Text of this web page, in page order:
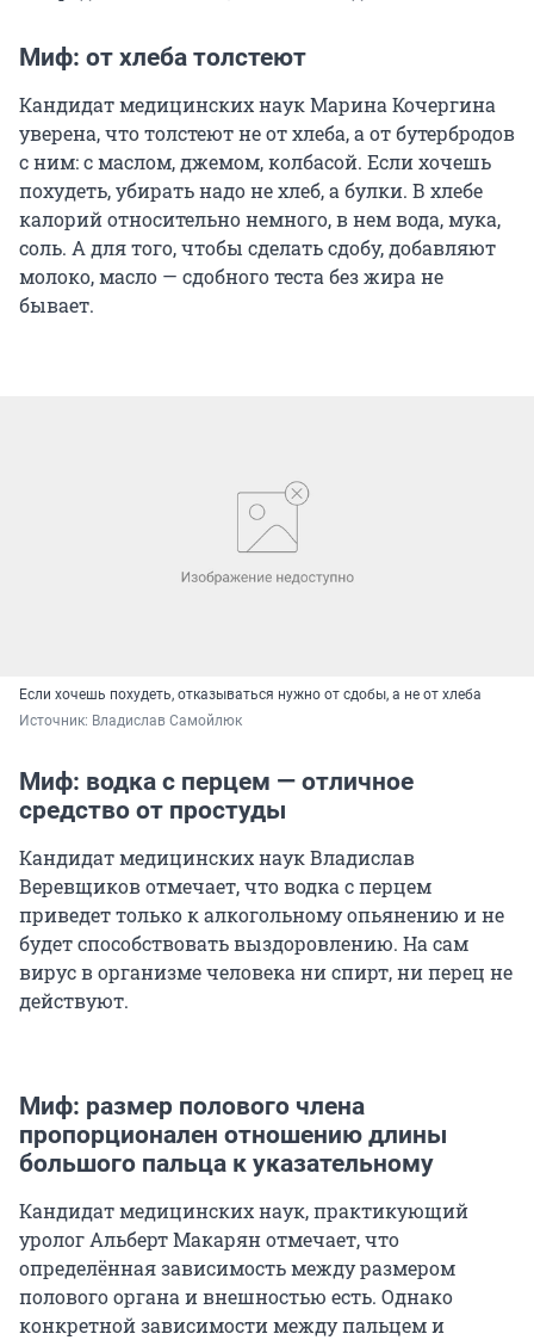
Миф: от хлеба толстеют
Кандидат медицинских наук Марина Кочергина
уверена, что толстеют не от хлеба, а от бутербродов
с ним: с маслом, джемом, колбасой. Если хочешь
похудеть, убирать надо не хлеб, а булки. В хлебе
калорий относительно немного, в нем вода, мука,
соль. А для того, чтобы сделать сдобу, добавляют
молоко, масло — сдобного теста без жира не
бывает.
Если хочешь похудеть, отказываться нужно от сдобы, а не от хлеба
Источник: Владислав Самойлюк
Миф: водка с перцем — отличное
средство от простуды
Кандидат медицинских наук Владислав
Веревщиков отмечает, что водка с перцем
приведет только к алкогольному опьянению и не
будет способствовать выздоровлению. На сам
вирус в организме человека ни спирт, ни перец не
действуют.
Миф: размер полового члена
пропорционален отношению длины
большого пальца к указательному
Кандидат медицинских наук, практикующий
уролог Альберт Макарян отмечает, что
определённая зависимость между размером
полового органа и внешностью есть. Однако
конкретной зависимости между пальцем и